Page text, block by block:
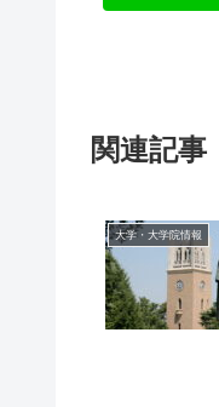
関連記事
大学・大学院情報